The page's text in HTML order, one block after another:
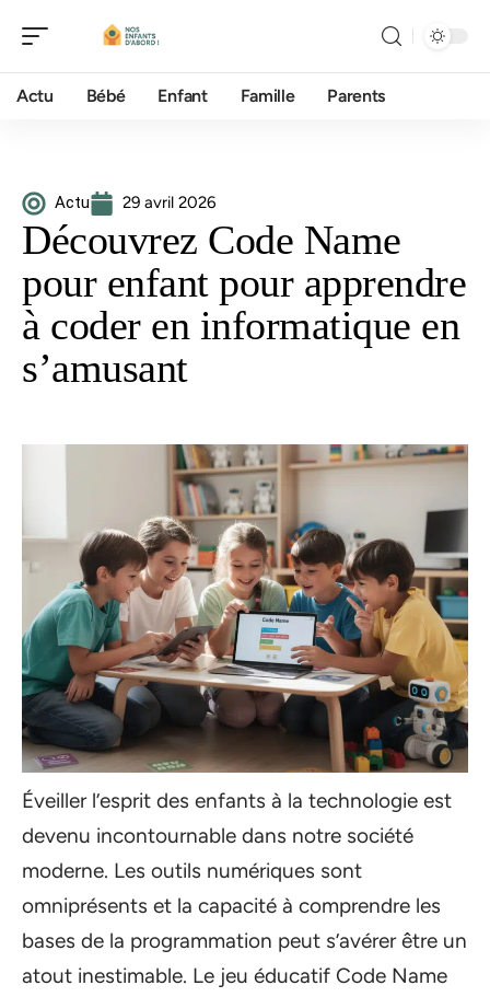
Actu Bébé Enfant Famille Parents
Actu 29 avril 2026
Découvrez Code Name
pour enfant pour apprendre
à coder en informatique en
s’amusant
Éveiller l’esprit des enfants à la technologie est
devenu incontournable dans notre société
moderne. Les outils numériques sont
omniprésents et la capacité à comprendre les
bases de la programmation peut s’avérer être un
atout inestimable. Le jeu éducatif Code Name